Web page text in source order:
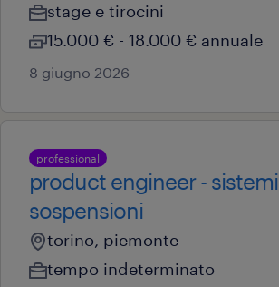
stage e tirocini
15.000 € - 18.000 € annuale
8 giugno 2026
professional
product engineer - sistemi
sospensioni
torino, piemonte
tempo indeterminato